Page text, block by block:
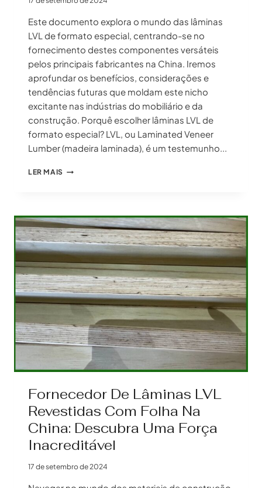
Este documento explora o mundo das lâminas
LVL de formato especial, centrando-se no
fornecimento destes componentes versáteis
pelos principais fabricantes na China. Iremos
aprofundar os benefícios, considerações e
tendências futuras que moldam este nicho
excitante nas indústrias do mobiliário e da
construção. Porquê escolher lâminas LVL de
formato especial? LVL, ou Laminated Veneer
Lumber (madeira laminada), é um testemunho...
LER MAIS LÂMINAS
ESPECIAL:
SOLUÇÕES
PERSONALIZADAS
PARA
PROJECTOS
ÚNICOS
Fornecedor De Lâminas LVL
Revestidas Com Folha Na
China: Descubra Uma Força
Inacreditável
17 de setembro de 2024